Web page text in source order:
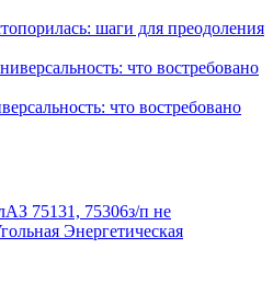
шаги для преодоления
что востребовано
75131, 75306з/п не
Энергетическая